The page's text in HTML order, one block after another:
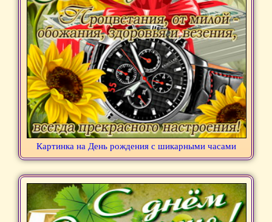
Картинка на День рождения с шикарными часами